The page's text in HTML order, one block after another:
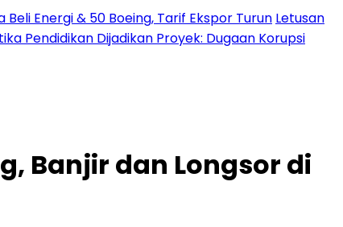
Energi & 50 Boeing, Tarif Ekspor Turun Letusan
Pendidikan Dijadikan Proyek: Dugaan Korupsi
Banjir dan Longsor di